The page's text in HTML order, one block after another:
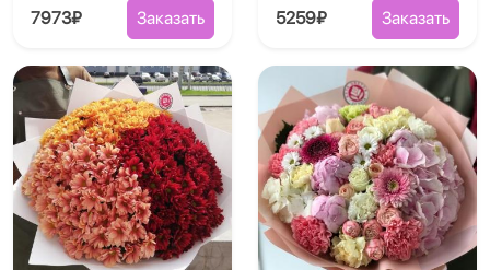
7973₽ Заказать 5259₽ Заказать